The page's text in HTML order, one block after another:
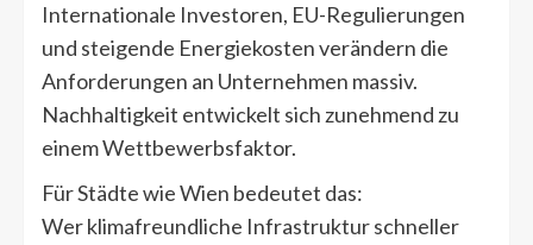
Internationale Investoren, EU-Regulierungen
und steigende Energiekosten verändern die
Anforderungen an Unternehmen massiv.
Nachhaltigkeit entwickelt sich zunehmend zu
einem Wettbewerbsfaktor.
Für Städte wie Wien bedeutet das:
Wer klimafreundliche Infrastruktur schneller